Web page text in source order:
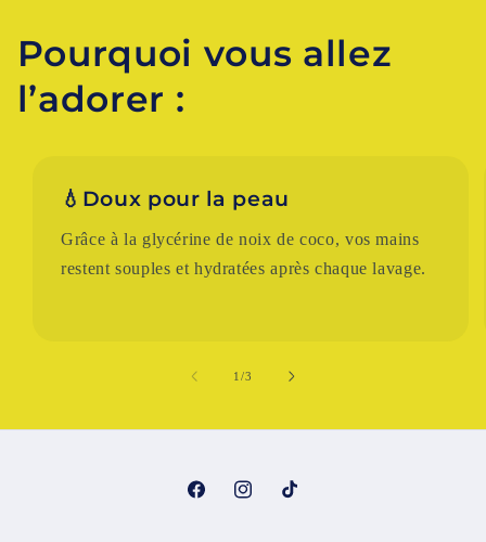
Pourquoi vous allez
l’adorer :
💧 Doux pour la peau
Grâce à la glycérine de noix de coco, vos mains
restent souples et hydratées après chaque lavage.
1/de
3
FacebookInstagramTikTok